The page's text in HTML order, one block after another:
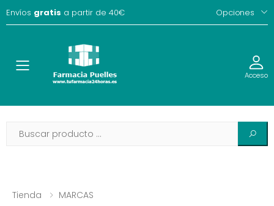
Envíos gratis a partir de 40€ Opciones
Toggle Acceso
Tienda MARCAS